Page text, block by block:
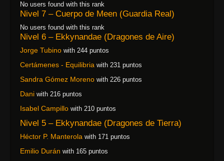
No users found with this rank
Nivel 7 – Cuerpo de Meen (Guardia Real)
No users found with this rank
Nivel 6 – Ekkynandae (Dragones de Aire)
Jorge Tubino with 244 puntos
Certámenes - Equilibria with 231 puntos
Sandra Gómez Moreno with 226 puntos
Dani with 216 puntos
Isabel Campillo with 210 puntos
Nivel 5 – Ekkynandae (Dragones de Tierra)
Héctor P. Manterola with 171 puntos
Emilio Durán with 165 puntos